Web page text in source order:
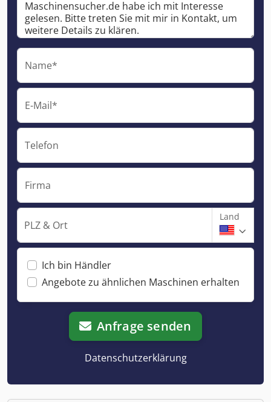
Name*
E-Mail*
Telefon
Firma
PLZ & Ort
Land
Ich bin Händler
Angebote zu ähnlichen Maschinen erhalten
Anfrage senden
Datenschutzerklärung